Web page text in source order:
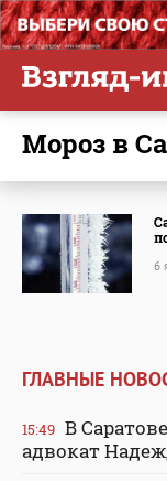
мороз в
6
ГЛАВНЫЕ
15:49 В
адвокат